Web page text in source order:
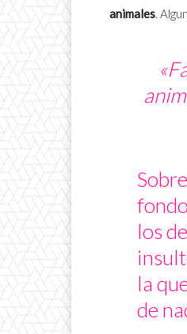
animales.
los
la
de